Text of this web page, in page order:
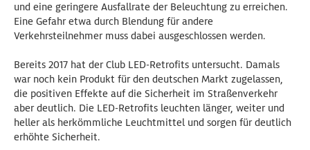
und eine geringere Ausfallrate der Beleuchtung zu erreichen.
Eine Gefahr etwa durch Blendung für andere
Verkehrsteilnehmer muss dabei ausgeschlossen werden.
Bereits 2017 hat der Club LED-Retrofits untersucht. Damals
war noch kein Produkt für den deutschen Markt zugelassen,
die positiven Effekte auf die Sicherheit im Straßenverkehr
aber deutlich. Die LED-Retrofits leuchten länger, weiter und
heller als herkömmliche Leuchtmittel und sorgen für deutlich
erhöhte Sicherheit.